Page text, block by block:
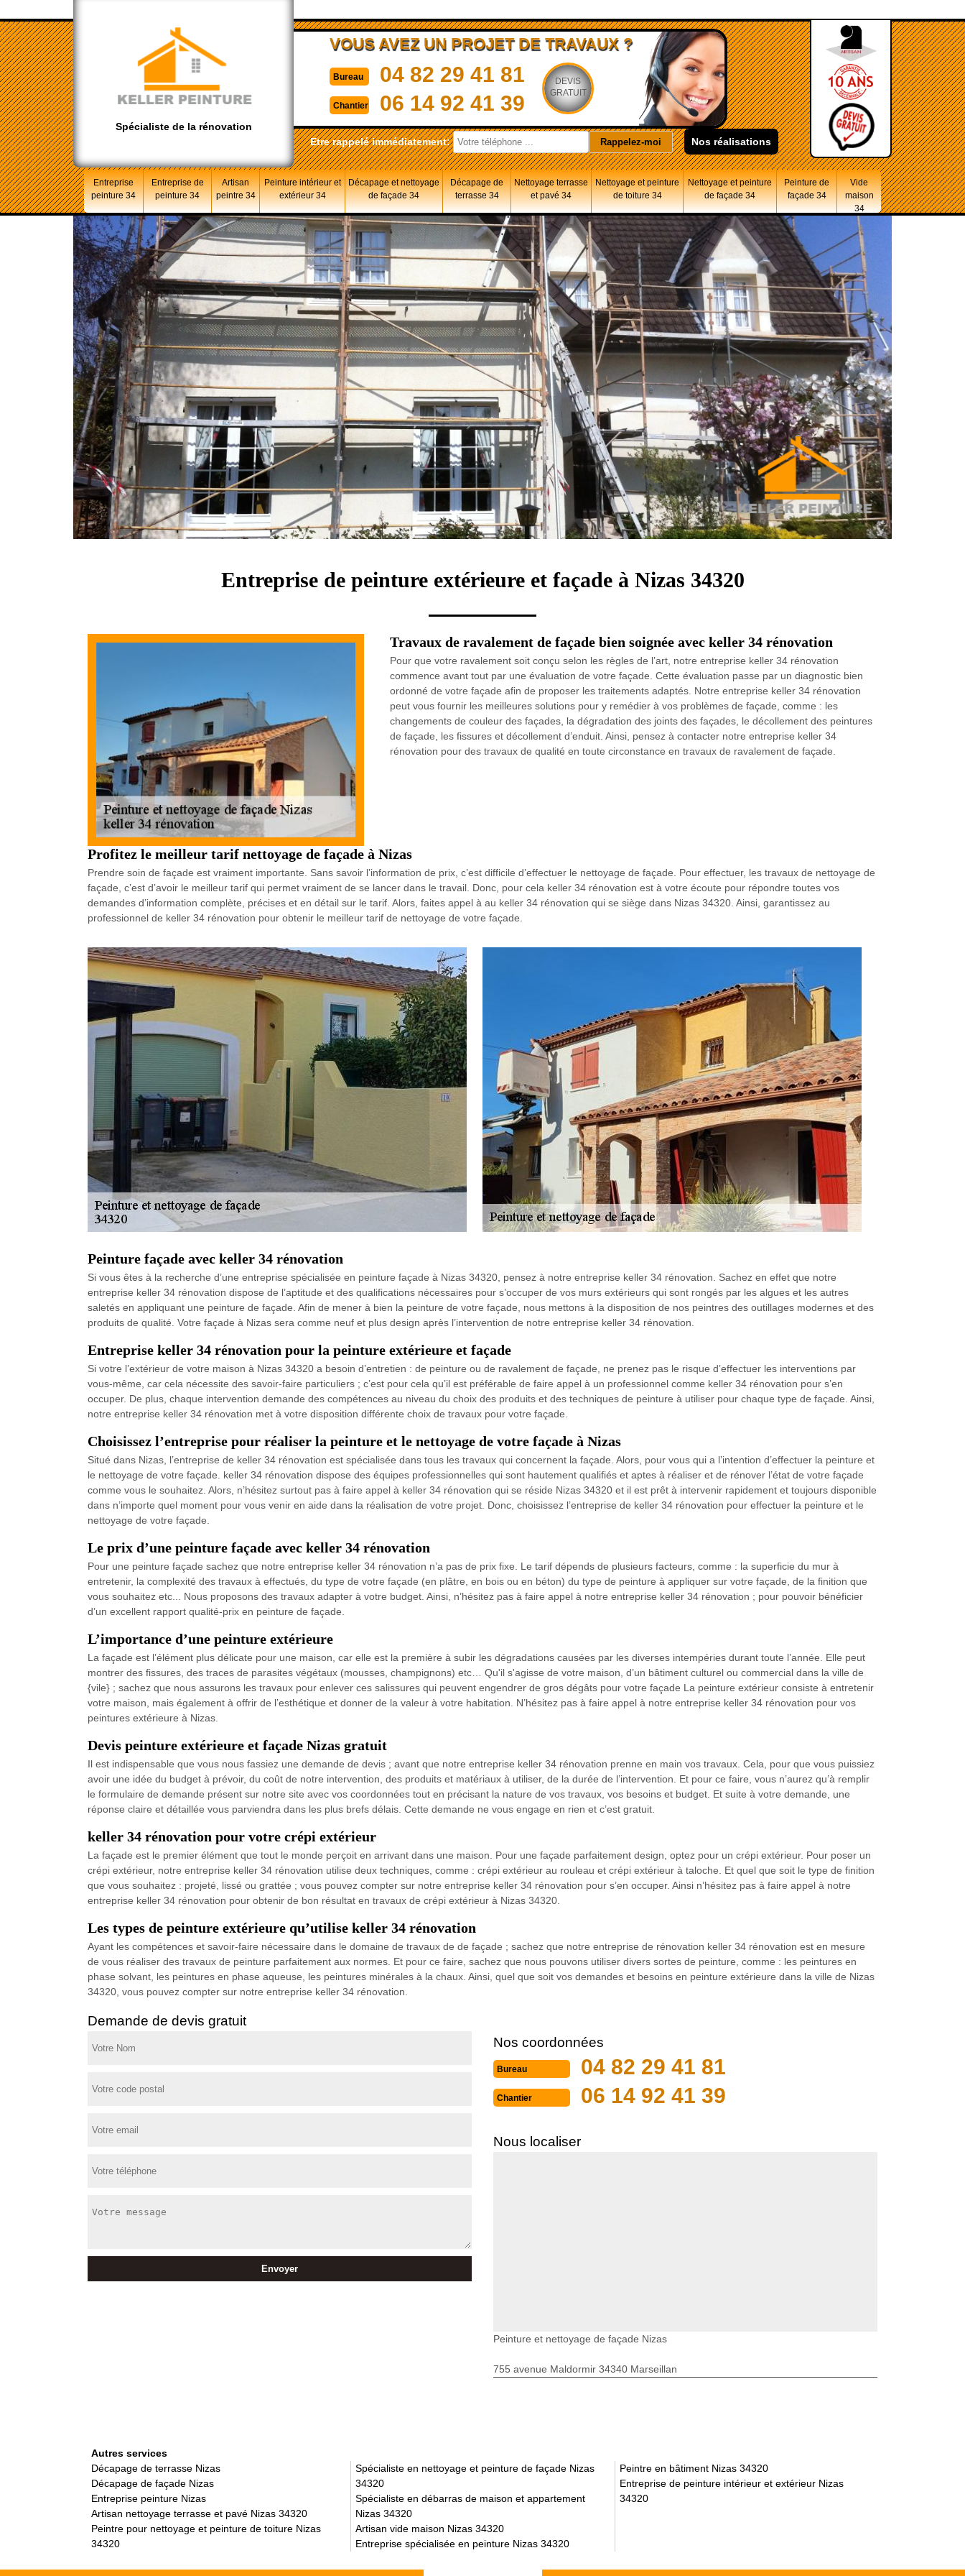
Spécialiste de la rénovation
VOUS AVEZ UN PROJET DE TRAVAUX ?
Bureau 04 82 29 41 81
Chantier 06 14 92 41 39
DEVIS
GRATUIT
Etre rappelé immédiatement: Nos réalisations
Entreprise
peinture 34
Entreprise de
peinture 34
Artisan
peintre 34
Peinture intérieur et
extérieur 34
Décapage et nettoyage
de façade 34
Décapage de
terrasse 34
Nettoyage terrasse
et pavé 34
Nettoyage et peinture
de toiture 34
Nettoyage et peinture
de façade 34
Peinture de
façade 34
Vide
maison
34
Entreprise de peinture extérieure et façade à Nizas 34320
Travaux de ravalement de façade bien soignée avec keller 34 rénovation
Pour que votre ravalement soit conçu selon les règles de l’art, notre entreprise keller 34 rénovation
commence avant tout par une évaluation de votre façade. Cette évaluation passe par un diagnostic bien
ordonné de votre façade afin de proposer les traitements adaptés. Notre entreprise keller 34 rénovation
peut vous fournir les meilleures solutions pour y remédier à vos problèmes de façade, comme : les
changements de couleur des façades, la dégradation des joints des façades, le décollement des peintures
de façade, les fissures et décollement d’enduit. Ainsi, pensez à contacter notre entreprise keller 34
rénovation pour des travaux de qualité en toute circonstance en travaux de ravalement de façade.
Profitez le meilleur tarif nettoyage de façade à Nizas
Prendre soin de façade est vraiment importante. Sans savoir l’information de prix, c’est difficile d’effectuer le nettoyage de façade. Pour effectuer, les travaux de nettoyage de
façade, c’est d’avoir le meilleur tarif qui permet vraiment de se lancer dans le travail. Donc, pour cela keller 34 rénovation est à votre écoute pour répondre toutes vos
demandes d’information complète, précises et en détail sur le tarif. Alors, faites appel à au keller 34 rénovation qui se siège dans Nizas 34320. Ainsi, garantissez au
professionnel de keller 34 rénovation pour obtenir le meilleur tarif de nettoyage de votre façade.
Peinture façade avec keller 34 rénovation
Si vous êtes à la recherche d’une entreprise spécialisée en peinture façade à Nizas 34320, pensez à notre entreprise keller 34 rénovation. Sachez en effet que notre
entreprise keller 34 rénovation dispose de l’aptitude et des qualifications nécessaires pour s’occuper de vos murs extérieurs qui sont rongés par les algues et les autres
saletés en appliquant une peinture de façade. Afin de mener à bien la peinture de votre façade, nous mettons à la disposition de nos peintres des outillages modernes et des
produits de qualité. Votre façade à Nizas sera comme neuf et plus design après l’intervention de notre entreprise keller 34 rénovation.
Entreprise keller 34 rénovation pour la peinture extérieure et façade
Si votre l’extérieur de votre maison à Nizas 34320 a besoin d’entretien : de peinture ou de ravalement de façade, ne prenez pas le risque d’effectuer les interventions par
vous-même, car cela nécessite des savoir-faire particuliers ; c’est pour cela qu’il est préférable de faire appel à un professionnel comme keller 34 rénovation pour s’en
occuper. De plus, chaque intervention demande des compétences au niveau du choix des produits et des techniques de peinture à utiliser pour chaque type de façade. Ainsi,
notre entreprise keller 34 rénovation met à votre disposition différente choix de travaux pour votre façade.
Choisissez l’entreprise pour réaliser la peinture et le nettoyage de votre façade à Nizas
Situé dans Nizas, l’entreprise de keller 34 rénovation est spécialisée dans tous les travaux qui concernent la façade. Alors, pour vous qui a l’intention d’effectuer la peinture et
le nettoyage de votre façade. keller 34 rénovation dispose des équipes professionnelles qui sont hautement qualifiés et aptes à réaliser et de rénover l’état de votre façade
comme vous le souhaitez. Alors, n’hésitez surtout pas à faire appel à keller 34 rénovation qui se réside Nizas 34320 et il est prêt à intervenir rapidement et toujours disponible
dans n’importe quel moment pour vous venir en aide dans la réalisation de votre projet. Donc, choisissez l’entreprise de keller 34 rénovation pour effectuer la peinture et le
nettoyage de votre façade.
Le prix d’une peinture façade avec keller 34 rénovation
Pour une peinture façade sachez que notre entreprise keller 34 rénovation n’a pas de prix fixe. Le tarif dépends de plusieurs facteurs, comme : la superficie du mur à
entretenir, la complexité des travaux à effectués, du type de votre façade (en plâtre, en bois ou en béton) du type de peinture à appliquer sur votre façade, de la finition que
vous souhaitez etc... Nous proposons des travaux adapter à votre budget. Ainsi, n’hésitez pas à faire appel à notre entreprise keller 34 rénovation ; pour pouvoir bénéficier
d’un excellent rapport qualité-prix en peinture de façade.
L’importance d’une peinture extérieure
La façade est l’élément plus délicate pour une maison, car elle est la première à subir les dégradations causées par les diverses intempéries durant toute l’année. Elle peut
montrer des fissures, des traces de parasites végétaux (mousses, champignons) etc… Qu'il s'agisse de votre maison, d’un bâtiment culturel ou commercial dans la ville de
{vile} ; sachez que nous assurons les travaux pour enlever ces salissures qui peuvent engendrer de gros dégâts pour votre façade La peinture extérieur consiste à entretenir
votre maison, mais également à offrir de l’esthétique et donner de la valeur à votre habitation. N’hésitez pas à faire appel à notre entreprise keller 34 rénovation pour vos
peintures extérieure à Nizas.
Devis peinture extérieure et façade Nizas gratuit
Il est indispensable que vous nous fassiez une demande de devis ; avant que notre entreprise keller 34 rénovation prenne en main vos travaux. Cela, pour que vous puissiez
avoir une idée du budget à prévoir, du coût de notre intervention, des produits et matériaux à utiliser, de la durée de l’intervention. Et pour ce faire, vous n’aurez qu’à remplir
le formulaire de demande présent sur notre site avec vos coordonnées tout en précisant la nature de vos travaux, vos besoins et budget. Et suite à votre demande, une
réponse claire et détaillée vous parviendra dans les plus brefs délais. Cette demande ne vous engage en rien et c’est gratuit.
keller 34 rénovation pour votre crépi extérieur
La façade est le premier élément que tout le monde perçoit en arrivant dans une maison. Pour une façade parfaitement design, optez pour un crépi extérieur. Pour poser un
crépi extérieur, notre entreprise keller 34 rénovation utilise deux techniques, comme : crépi extérieur au rouleau et crépi extérieur à taloche. Et quel que soit le type de finition
que vous souhaitez : projeté, lissé ou grattée ; vous pouvez compter sur notre entreprise keller 34 rénovation pour s’en occuper. Ainsi n’hésitez pas à faire appel à notre
entreprise keller 34 rénovation pour obtenir de bon résultat en travaux de crépi extérieur à Nizas 34320.
Les types de peinture extérieure qu’utilise keller 34 rénovation
Ayant les compétences et savoir-faire nécessaire dans le domaine de travaux de de façade ; sachez que notre entreprise de rénovation keller 34 rénovation est en mesure
de vous réaliser des travaux de peinture parfaitement aux normes. Et pour ce faire, sachez que nous pouvons utiliser divers sortes de peinture, comme : les peintures en
phase solvant, les peintures en phase aqueuse, les peintures minérales à la chaux. Ainsi, quel que soit vos demandes et besoins en peinture extérieure dans la ville de Nizas
34320, vous pouvez compter sur notre entreprise keller 34 rénovation.
Demande de devis gratuit
Nos coordonnées
Bureau 04 82 29 41 81
Chantier 06 14 92 41 39
Nous localiser
Peinture et nettoyage de façade Nizas
755 avenue Maldormir 34340 Marseillan
Autres services
Décapage de terrasse Nizas
Décapage de façade Nizas
Entreprise peinture Nizas
Artisan nettoyage terrasse et pavé Nizas 34320
Peintre pour nettoyage et peinture de toiture Nizas
34320
Spécialiste en nettoyage et peinture de façade Nizas
34320
Spécialiste en débarras de maison et appartement
Nizas 34320
Artisan vide maison Nizas 34320
Entreprise spécialisée en peinture Nizas 34320
Peintre en bâtiment Nizas 34320
Entreprise de peinture intérieur et extérieur Nizas
34320